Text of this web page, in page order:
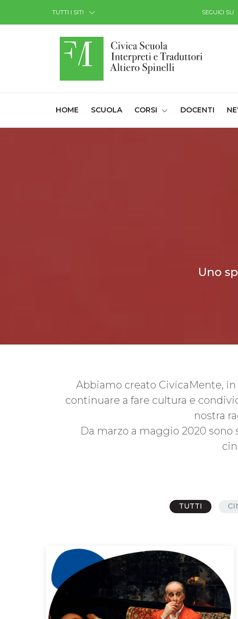
TUTTI I SITI SEGUICI SU
HOME (CURRENT)
SCUOLA CORSI DOCENTI
Uno
Abbiamo creato CivicaMente,
continuare a fare cultura e
nostra
Da marzo a maggio 2020
TUTTI